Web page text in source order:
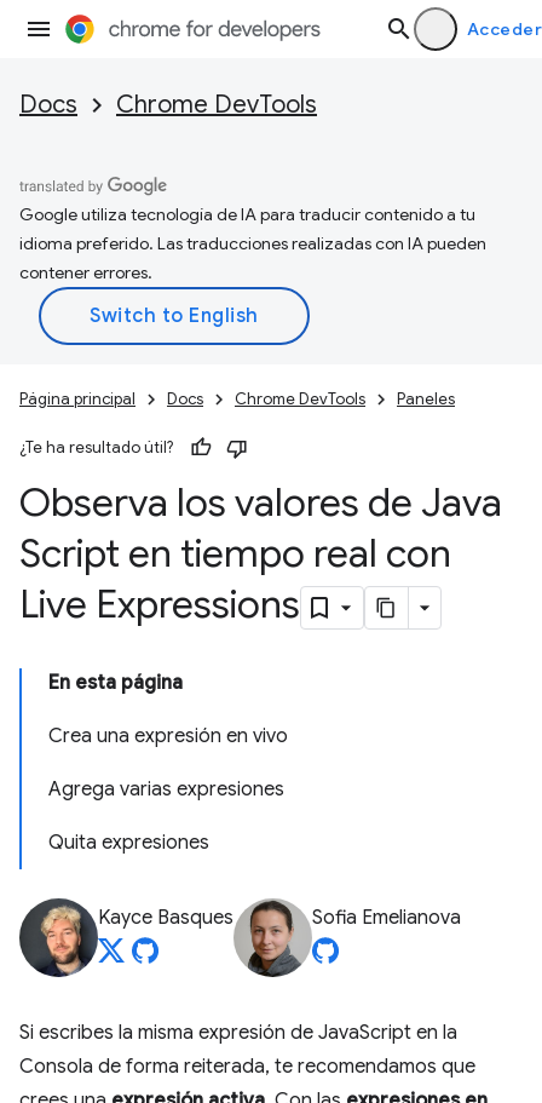
Acceder
Docs Chrome DevTools
Google utiliza tecnología de IA para traducir contenido a tu
idioma preferido. Las traducciones realizadas con IA pueden
contener errores.
Página principal Docs Chrome DevTools Paneles
¿Te ha resultado útil?
Observa los valores de Java
Script en tiempo real con
Live Expressions
En esta página
Crea una expresión en vivo
Agrega varias expresiones
Quita expresiones
Kayce Basques Sofia Emelianova
Si escribes la misma expresión de JavaScript en la
Consola de forma reiterada, te recomendamos que